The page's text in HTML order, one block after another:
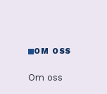
OM OSS
Om oss